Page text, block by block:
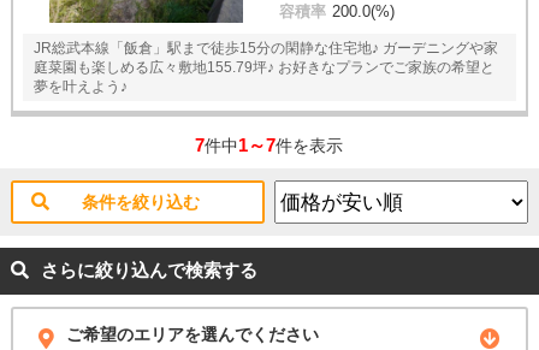
容積率 200.0(%)
JR総武本線「飯倉」駅まで徒歩15分の閑静な住宅地♪ ガーデニングや家
庭菜園も楽しめる広々敷地155.79坪♪ お好きなプランでご家族の希望と
夢を叶えよう♪
7件中1～7件を表示
条件を絞り込む
さらに絞り込んで検索する
ご希望のエリアを選んでください